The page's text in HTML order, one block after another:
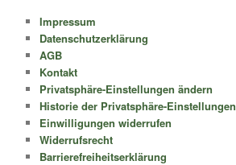
Impressum
Datenschutzerklärung
AGB
Kontakt
Privatsphäre-Einstellungen ändern
Historie der Privatsphäre-Einstellungen
Einwilligungen widerrufen
Widerrufsrecht
Barrierefreiheitserklärung